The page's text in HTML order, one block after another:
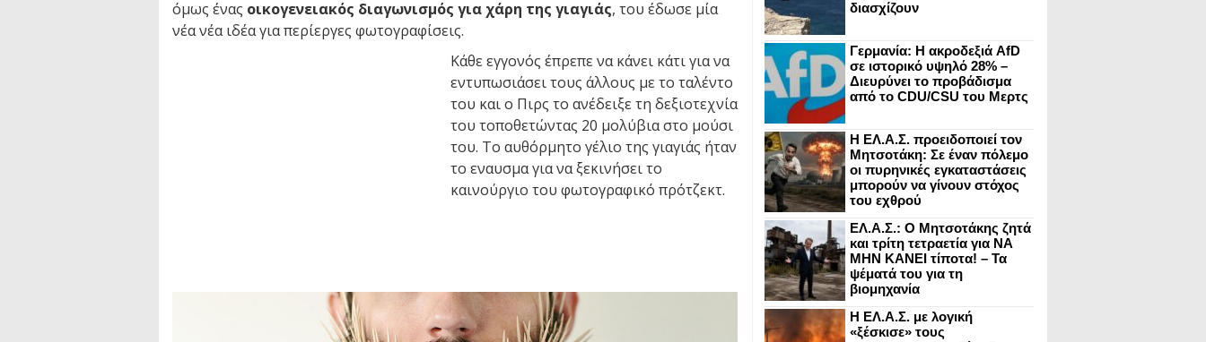
διασχίζουν
Γερμανία: Η ακροδεξιά AfD
σε ιστορικό υψηλό 28% –
Διευρύνει το προβάδισμα
από το CDU/CSU του Μερτς
Η ΕΛ.Α.Σ. προειδοποιεί τον
Μητσοτάκη: Σε έναν πόλεμο
οι πυρηνικές εγκαταστάσεις
μπορούν να γίνουν στόχος
του εχθρού
ΕΛ.Α.Σ.: Ο Μητσοτάκης ζητά
και τρίτη τετραετία για ΝΑ
ΜΗΝ ΚΑΝΕΙ τίποτα! – Τα
ψέματά του για τη
βιομηχανία
Η ΕΛ.Α.Σ. με λογική
«ξέσκισε» τους
όμως ένας οικογενειακός διαγωνισμός για χάρη της γιαγιάς, του έδωσε μία
νέα νέα ιδέα για περίεργες φωτογραφίσεις.
Κάθε εγγονός έπρεπε να κάνει κάτι για να
εντυπωσιάσει τους άλλους με το ταλέντο
του και ο Πιρς το ανέδειξε τη δεξιοτεχνία
του τοποθετώντας 20 μολύβια στο μούσι
του. Το αυθόρμητο γέλιο της γιαγιάς ήταν
το εναυσμα για να ξεκινήσει το
καινούργιο του φωτογραφικό πρότζεκτ.